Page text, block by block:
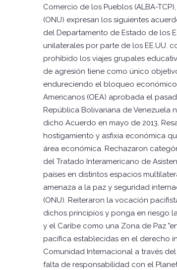
Comercio de los Pueblos (ALBA-
(ONU) expresan los siguientes
del Departamento de Estado de los
unilaterales por parte de los EE.UU.
prohibido los viajes grupales
de agresión tiene como único
endureciendo el bloqueo
Americanos (OEA) aprobada el
República Bolivariana de Venezuela
dicho Acuerdo en mayo de 2013.
hostigamiento y asfixia económica
área económica. Rechazaron
del Tratado Interamericano de
países en distintos espacios
amenaza a la paz y seguridad
(ONU). Reiteraron la vocación
dichos principios y ponga en riesgo
y el Caribe como una Zona de Paz
pacífica establecidas en el derecho
Comunidad Internacional a través
falta de responsabilidad con el